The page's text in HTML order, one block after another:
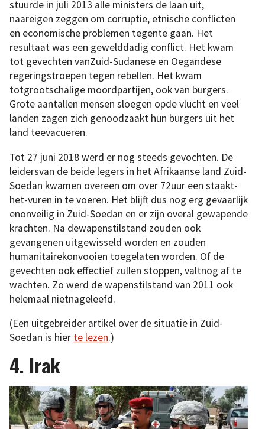
stuurde in juli 2013 alle ministers de laan uit,
naareigen zeggen om corruptie, etnische conflicten
en economische problemen tegente gaan. Het
resultaat was een gewelddadig conflict. Het kwam
tot gevechten vanZuid-Sudanese en Oegandese
regeringstroepen tegen rebellen. Het kwam
totgrootschalige moordpartijen, ook van burgers.
Grote aantallen mensen sloegen opde vlucht en veel
landen zagen zich genoodzaakt hun burgers uit het
land teevacueren.
Tot 27 juni 2018 werd er nog steeds gevochten. De
leidersvan de beide legers in het Afrikaanse land Zuid-
Soedan kwamen overeen om over 72uur een staakt-
het-vuren in te voeren. Het blijft dus nog erg gevaarlijk
enonveilig in Zuid-Soedan en er zijn overal gewapende
krachten. Na dewapenstilstand zouden ook
gevangenen uitgewisseld worden en zouden
humanitairekonvooien toegelaten worden. Of de
gevechten ook effectief zullen stoppen, valtnog af te
wachten. Zo werd de wapenstilstand van 2011 ook
helemaal nietnageleefd.
(Een uitgebreider artikel over de situatie in Zuid-
Soedan is hier te lezen.)
4. Irak